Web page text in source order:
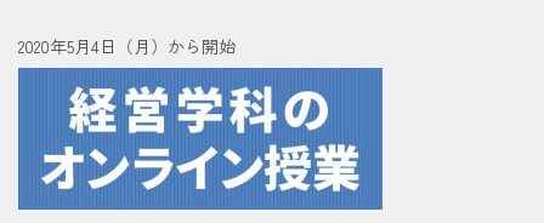
2020年5月4日（月）から開始